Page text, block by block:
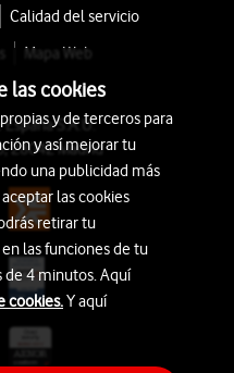
Calidad del servicio
Mapa Web
S.A.U.
28042 Madrid
las cookies
y de terceros para
y así mejorar tu
una publicidad más
las cookies
retirar tu
las funciones de tu
de 4 minutos. Aquí
cookies.Y aquí